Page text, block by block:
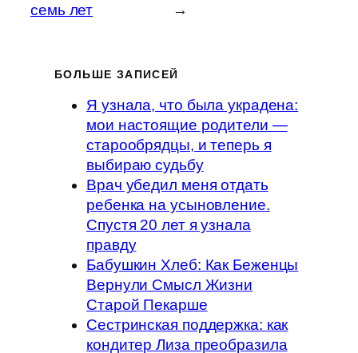
семь лет
→
БОЛЬШЕ ЗАПИСЕЙ
Я узнала, что была украдена:
мои настоящие родители —
старообрядцы, и теперь я
выбираю судьбу
Врач убедил меня отдать
ребенка на усыновление.
Спустя 20 лет я узнала
правду
Бабушкин Хлеб: Как Беженцы
Вернули Смысл Жизни
Старой Пекарше
Сестринская поддержка: как
кондитер Лиза преобразила